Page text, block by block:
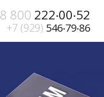
8 800 222‧00‧52
+7 (929) 546‧79‧86